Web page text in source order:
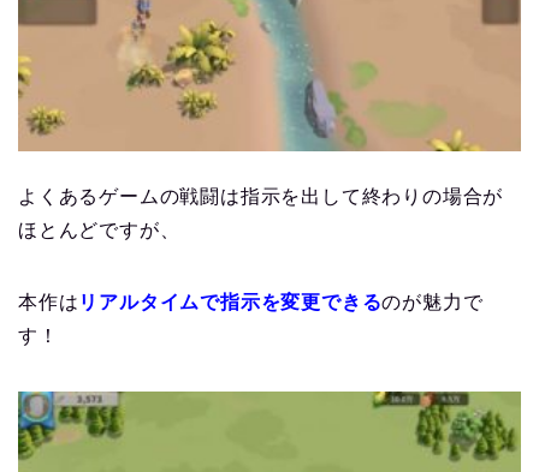
よくあるゲームの戦闘は指示を出して終わりの場合が
ほとんどですが、
本作は リアルタイムで指示を変更できるのが魅力で
す！